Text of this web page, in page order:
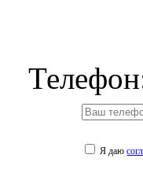
Я даю